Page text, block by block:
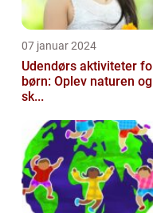
07 januar 2024
Udendørs aktiviteter
børn: Oplev naturen og
sk...